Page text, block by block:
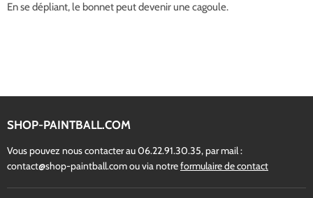
En se dépliant, le bonnet peut devenir une cagoule.
SHOP-PAINTBALL.COM
Vous pouvez nous contacter au 06.22.91.30.35, par mail :
contact@shop-paintball.com ou via notreformulaire de contact